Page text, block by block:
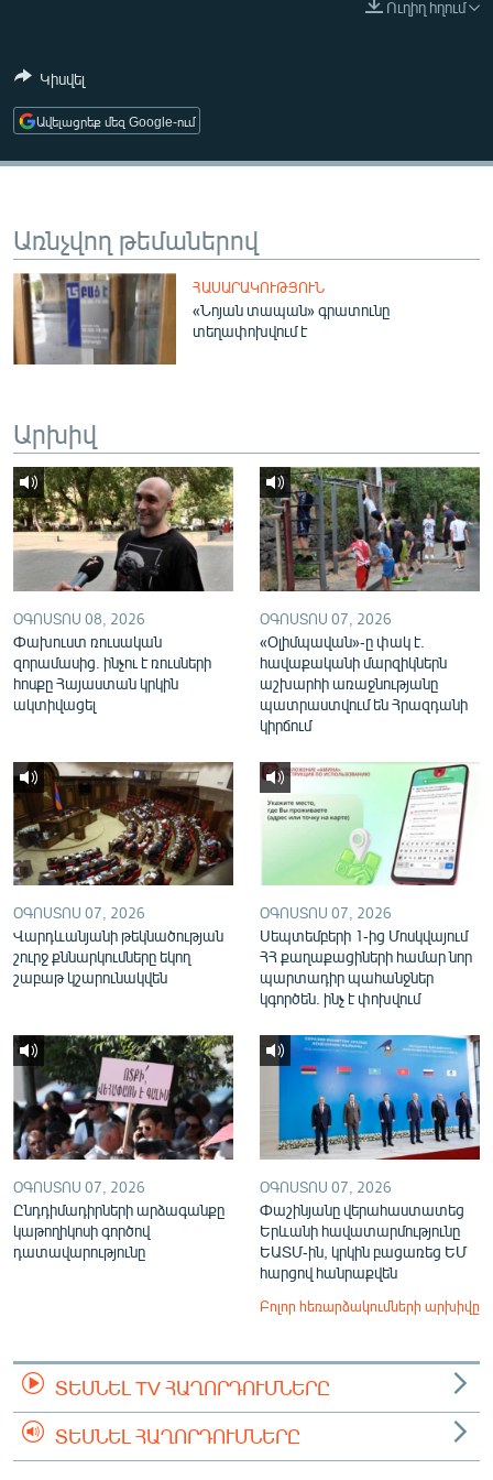
ՄԵԿՆԱԲԱՆՈՒԹՅՈՒՆ
ԱՐԽԻՎ
ՏԵՍԱՆՅՈՒԹԵՐ
ԲԱՆԱՎԵՃ
Հայերեն
English
Русский
ՀԵՏԵՎԵՔ ՄԵԶ
«Ազատության» բոլոր կայքերը
Ուղիղ հղում
Կիսվել
Ավելացրեք մեզ Google-ում
Առնչվող թեմաներով
ՀԱՍԱՐԱԿՈՒԹՅՈՒՆ
«Նոյան տապան» գրատունը
տեղափոխվում է
Արխիվ
ՕԳՈՍՏՈՍ 08, 2026
Փախուստ ռուսական
զորամասից. ինչու է ռուսների
հոսքը Հայաստան կրկին
ակտիվացել
ՕԳՈՍՏՈՍ 07, 2026
«Օլիմպավան»-ը փակ է.
հավաքականի մարզիկներն
աշխարհի առաջնությանը
պատրաստվում են Հրազդանի
կիրճում
ՕԳՈՍՏՈՍ 07, 2026
Վարդևանյանի թեկնածության
շուրջ քննարկումները եկող
շաբաթ կշարունակվեն
ՕԳՈՍՏՈՍ 07, 2026
Սեպտեմբերի 1-ից Մոսկվայում
ՀՀ քաղաքացիների համար նոր
պարտադիր պահանջներ
կգործեն. ինչ է փոխվում
ՕԳՈՍՏՈՍ 07, 2026
Ընդդիմադիրների արձագանքը
կաթողիկոսի գործով
դատավարությունը
ՕԳՈՍՏՈՍ 07, 2026
Փաշինյանը վերահաստատեց
Երևանի հավատարմությունը
ԵԱՏՄ-ին, կրկին բացառեց ԵՄ
հարցով հանրաքվեն
Բոլոր հեռարձակումների արխիվը
ՏԵՍՆԵԼ TV ՀԱՂՈՐԴՈՒՄՆԵՐԸ
ՏԵՍՆԵԼ ՀԱՂՈՐԴՈՒՄՆԵՐԸ